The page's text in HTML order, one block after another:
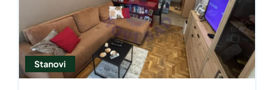
Stanovi